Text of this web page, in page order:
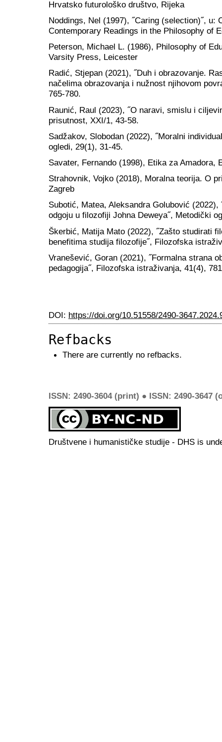
Hrvatsko futurološko društvo, Rijeka
Noddings, Nel (1997), ˝Caring (selection)˝,
Contemporary Readings in the Philosophy of
Peterson, Michael L. (1986), Philosophy of
Varsity Press, Leicester
Radić, Stjepan (2021), ˝Duh i obrazovanje.
načelima obrazovanja i nužnost njihovom
765-780.
Raunić, Raul (2023), ˝O naravi, smislu i
prisutnost, XXI/1, 43-58.
Sadžakov, Slobodan (2022), ˝Moralni
ogledi, 29(1), 31-45.
Savater, Fernando (1998), Etika za Amadora,
Strahovnik, Vojko (2018), Moralna teorija. O
Zagreb
Subotić, Matea, Aleksandra Golubović
odgoju u filozofiji Johna Deweya˝, Metodički
Škerbić, Matija Mato (2022), ˝Zašto studirati
benefitima studija filozofije˝, Filozofska
Vranešević, Goran (2021), ˝Formalna strana
pedagogija˝, Filozofska istraživanja, 41(4),
DOI: https://doi.org/10.51558/2490-
Refbacks
There are currently no refbacks.
ISSN: 2490-3604 (print) ● ISSN: 2490-3647
Društvene i humanističke studije - DHS is